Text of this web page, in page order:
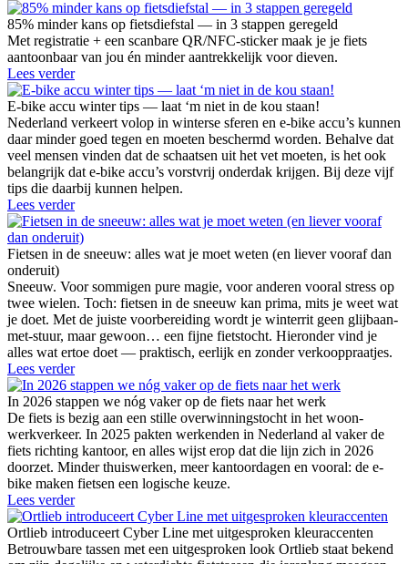
85% minder kans op fietsdiefstal — in 3 stappen geregeld
Met registratie + een scanbare QR/NFC-sticker maak je je fiets
aantoonbaar van jou én minder aantrekkelijk voor dieven.
Lees verder
E-bike accu winter tips — laat ‘m niet in de kou staan!
Nederland verkeert volop in winterse sferen en e-bike accu’s kunnen
daar minder goed tegen en moeten beschermd worden. Behalve dat
veel mensen vinden dat de schaatsen uit het vet moeten, is het ook
belangrijk dat e-bike accu’s vorstvrij onderdak krijgen. Bij deze vijf
tips die daarbij kunnen helpen.
Lees verder
Fietsen in de sneeuw: alles wat je moet weten (en liever vooraf dan
onderuit)
Sneeuw. Voor sommigen pure magie, voor anderen vooral stress op
twee wielen. Toch: fietsen in de sneeuw kan prima, mits je weet wat
je doet. Met de juiste voorbereiding wordt je winterrit geen glijbaan-
met-stuur, maar gewoon… een fijne fietstocht. Hieronder vind je
alles wat ertoe doet — praktisch, eerlijk en zonder verkooppraatjes.
Lees verder
In 2026 stappen we nóg vaker op de fiets naar het werk
De fiets is bezig aan een stille overwinningstocht in het woon-
werkverkeer. In 2025 pakten werkenden in Nederland al vaker de
fiets richting kantoor, en alles wijst erop dat die lijn zich in 2026
doorzet. Minder thuiswerken, meer kantoordagen en vooral: de e-
bike maken fietsen een logische keuze.
Lees verder
Ortlieb introduceert Cyber Line met uitgesproken kleuraccenten
Betrouwbare tassen met een uitgesproken look Ortlieb staat bekend